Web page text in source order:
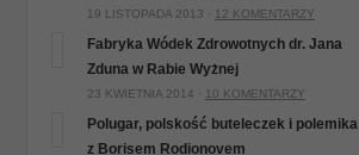
19 LISTOPADA 2013 · 12 KOMENTARZY
Fabryka Wódek Zdrowotnych dr. Jana
Zduna w Rabie Wyżnej
23 KWIETNIA 2014 · 10 KOMENTARZY
Polugar, polskość buteleczek i polemika
z Borisem Rodionovem